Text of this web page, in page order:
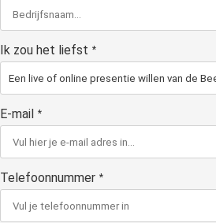
Ik zou het liefst *
E-mail *
Telefoonnummer *